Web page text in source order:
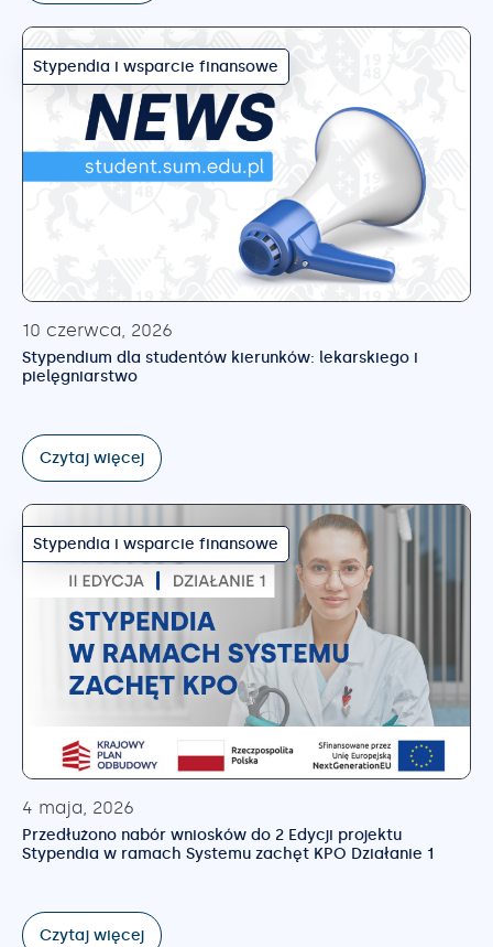
Stypendia i wsparcie finansowe
10 czerwca, 2026
Stypendium dla studentów kierunków: lekarskiego i
pielęgniarstwo
Czytaj więcej
Stypendia i wsparcie finansowe
4 maja, 2026
Przedłużono nabór wniosków do 2 Edycji projektu
Stypendia w ramach Systemu zachęt KPO Działanie 1
Czytaj więcej